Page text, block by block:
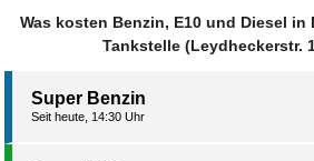
Was kosten Benzin, E10 und Diesel in
Tankstelle (Leydheckerstr.
Super Benzin
Seit heute, 14:30 Uhr